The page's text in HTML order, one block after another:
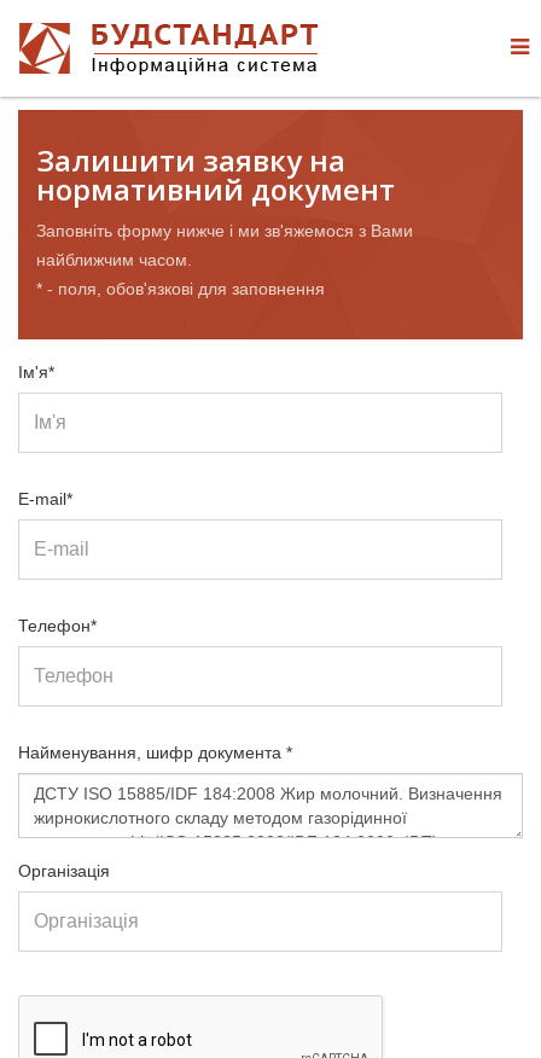
Залишити заявку на
нормативний документ
Заповніть форму нижче і ми зв'яжемося з Вами
найближчим часом.
* - поля, обов'язкові для заповнення
Ім'я*
E-mail*
Телефон*
Найменування, шифр документа *
Організація